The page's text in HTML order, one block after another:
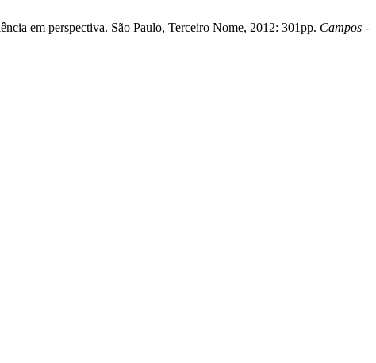
em perspectiva. São Paulo, Terceiro Nome, 2012: 301pp. Campos -